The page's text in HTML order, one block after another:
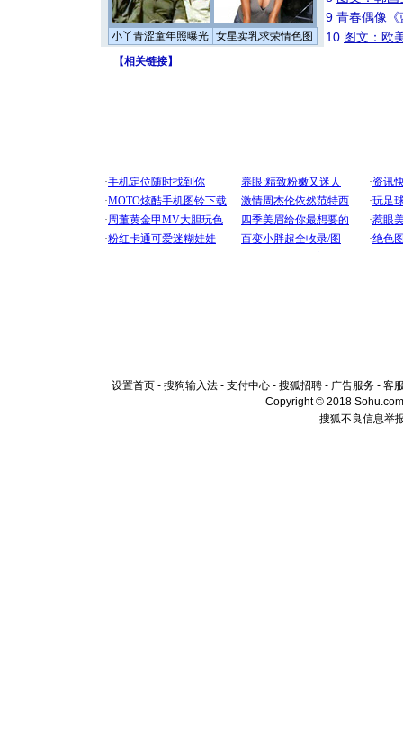
小丫青涩童年照曝光 女星卖乳求荣情色图
9 青春偶像《
10 图文：欧
【相关链接】
设置首页 - 搜狗输入法 - 支付中心 - 搜狐招聘 - 广告服务 - 客
Copyright © 2018
搜狐不良信息举